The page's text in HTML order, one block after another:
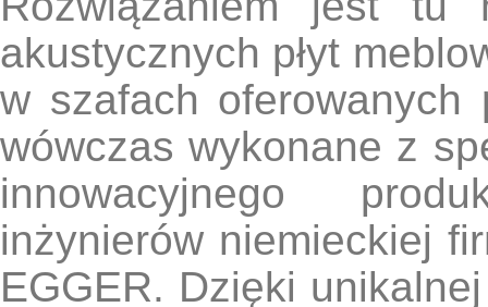
akustycznych płyt
w szafach
wówczas wykonane z
innowacyjnego
inżynierów niemieckiej
EGGER. Dzięki